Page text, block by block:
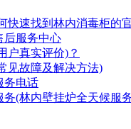
快速找到林内消毒柜的
后服务中心
户真实评价)？
见故障及解决方法)
务电话
(林内壁挂炉全天候服